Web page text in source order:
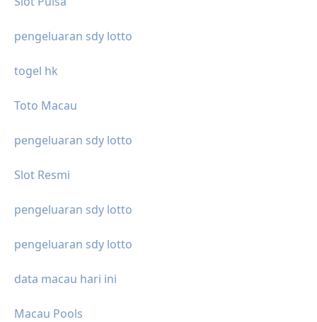
pengeluaran sdy lotto
togel hk
Toto Macau
pengeluaran sdy lotto
Slot Resmi
pengeluaran sdy lotto
pengeluaran sdy lotto
data macau hari ini
Macau Pools